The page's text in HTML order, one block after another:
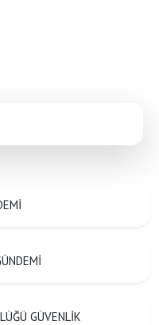
GÜVENLİK